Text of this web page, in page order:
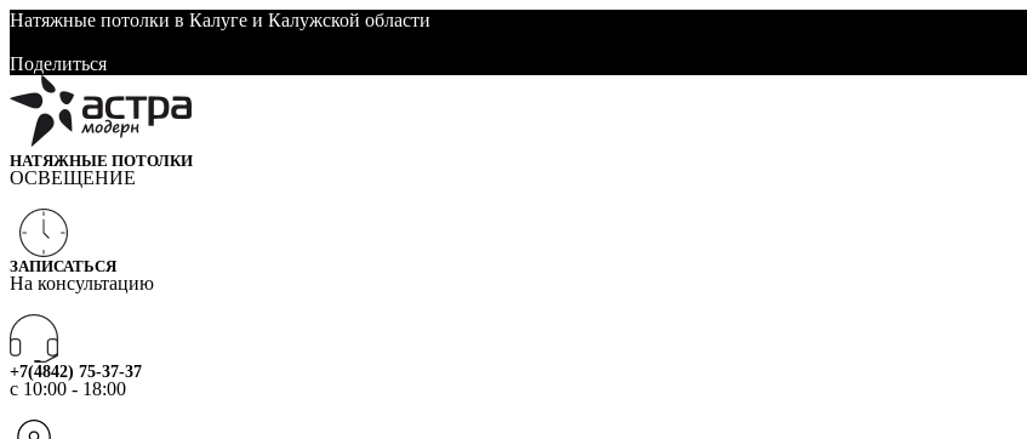
Натяжные потолки в Калуге и Калужской области
Поделиться
НАТЯЖНЫЕ ПОТОЛКИ
ОСВЕЩЕНИЕ
ЗАПИСАТЬСЯ
На консультацию
+7(4842) 75-37-37
c 10:00 - 18:00